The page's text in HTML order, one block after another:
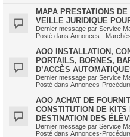
MAPA PRESTATIONS
VEILLE JURIDIQUE
Dernier message par Service
Posté dans Annonces -
AOO INSTALLATION,
PORTAILS, BORNES,
D’ACCÈS
Dernier message par Service
Posté dans Annonces-
AOO ACHAT DE
CONSTITUTION DE
DESTINATION DES
Dernier message par Service
Posté dans Annonces-